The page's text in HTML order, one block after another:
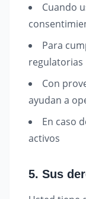
Cuando
Para
regulatorias
Con
ayudan a
En caso
activos
5. Sus